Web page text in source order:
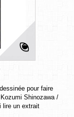
pour faire
Shinozawa /
lire un extrait